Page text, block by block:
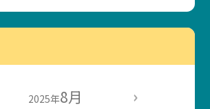
2025年8月